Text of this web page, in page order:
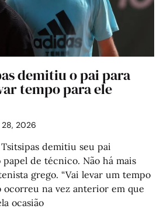
demitiu o pai para
tempo para ele
28, 2026
demitiu seu pai
papel de técnico. Não há mais
grego. “Vai levar um tempo
ocorreu na vez anterior em que
ocasião